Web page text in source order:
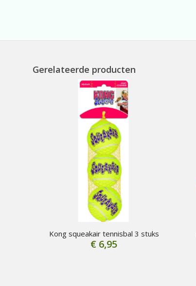
Gerelateerde producten
Kong squeakair tennisbal 3 stuks
€ 6,95